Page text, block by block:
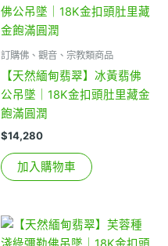
訂購佛、觀音、宗教類商品
【天然緬甸翡翠】冰黃翡佛
公吊墜｜18K金扣頭肚里藏金
飽滿圓潤
$14,280
加入購物車